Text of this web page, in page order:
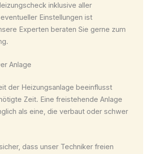
inklusive aller
Einstellungen ist
Experten beraten Sie gerne zum
Anlage
der Heizungsanlage beeinflusst
Zeit. Eine freistehende Anlage
als eine, die verbaut oder schwer
dass unser Techniker freien